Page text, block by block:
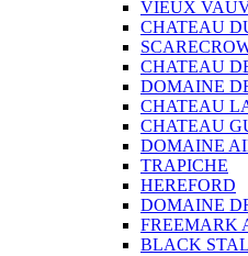
VIEUX
CHATEAU
CHATEAU
DOMAINE
CHATEAU
CHATEAU
DOMAINE
TRAPICHE
HEREFORD
DOMAINE
FREEMARK
BLACK